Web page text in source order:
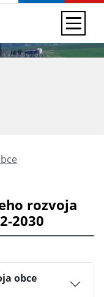
rozvoja
2030
obce